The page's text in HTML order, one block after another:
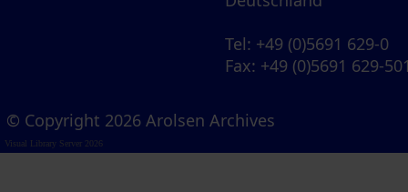
Tel: +49 (0)5691 629-0
Fax: +49 (0)5691 629-
© Copyright 2026 Arolsen Archives
Visual Library Server 2026